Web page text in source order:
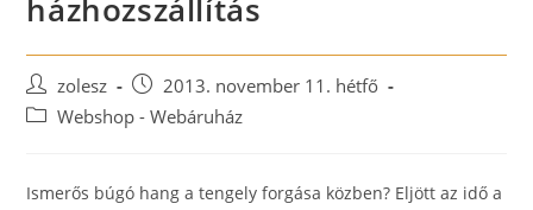
házhozszállítás
Post
author:
zolesz
Post
published:
2013. november 11. hétfő
PostWebshop - Webáruház
Ismerős búgó hang a tengely forgása közben? Eljött az idő a